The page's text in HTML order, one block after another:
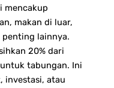
mencakup
makan di luar,
lainnya.
20% dari
tabungan. Ini
investasi, atau